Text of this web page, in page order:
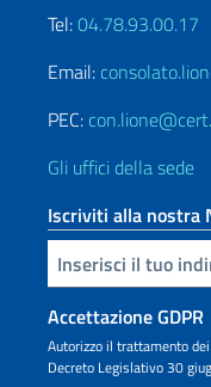
Tel:04.78.93.00.17
Email:
PEC:
Gli uffici della sede
Iscriviti alla nostra
Inserisci la tua email
Accettazione GDPR
Autorizzo il trattamento
Decreto Legislativo 30